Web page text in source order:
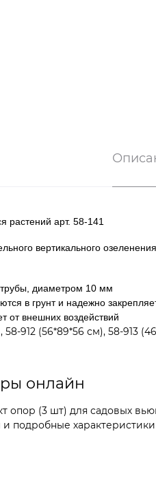
растений арт. 58-141
вертикального
трубы, диаметром 10 мм
в грунт и надежно
от внешних воздействий
58-912 (56*89*56 см), 58-913
онлайн
(3 шт) для садовых
подробные